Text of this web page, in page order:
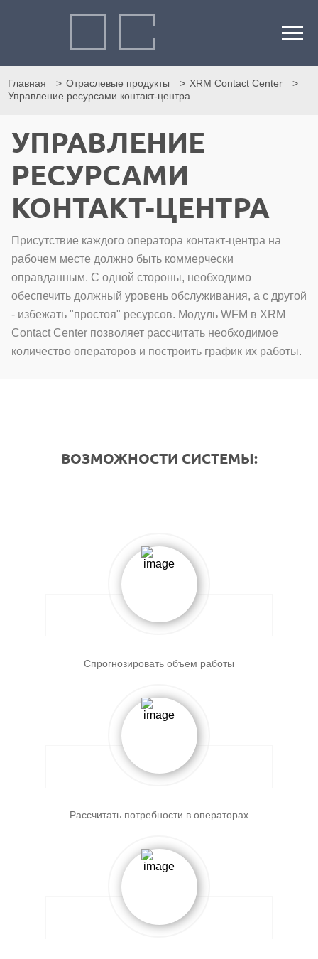
Главная Отраслевые продукты
XRM Contact Center
Управление ресурсами контакт-центра
УПРАВЛЕНИЕ
РЕСУРСАМИ
КОНТАКТ-ЦЕНТРА
Присутствие каждого оператора контакт-центра на
рабочем месте должно быть коммерчески
оправданным. С одной стороны, необходимо
обеспечить должный уровень обслуживания, а с другой
- избежать "простоя" ресурсов. Модуль WFM в XRM
Contact Center позволяет рассчитать необходимое
количество операторов и построить график их работы.
ВОЗМОЖНОСТИ СИСТЕМЫ:
Спрогнозировать объем работы
Рассчитать потребности в операторах